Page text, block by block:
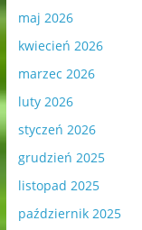
maj 2026
kwiecień 2026
marzec 2026
luty 2026
styczeń 2026
grudzień 2025
listopad 2025
październik 2025